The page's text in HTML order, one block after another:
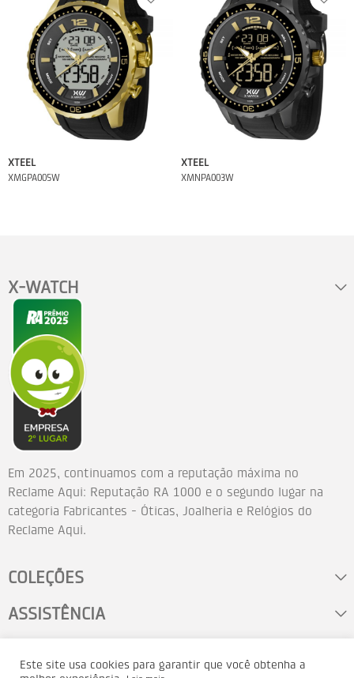
XTEEL
XMGPA005W
XTEEL
XMNPA003W
X-WATCH
Em 2025, continuamos com a reputação máxima no
Reclame Aqui: Reputação RA 1000 e o segundo lugar na
categoria Fabricantes - Óticas, Joalheria e Relógios do
Reclame Aqui.
COLEÇÕES
ASSISTÊNCIA
Este site usa cookies para garantir que você obtenha a